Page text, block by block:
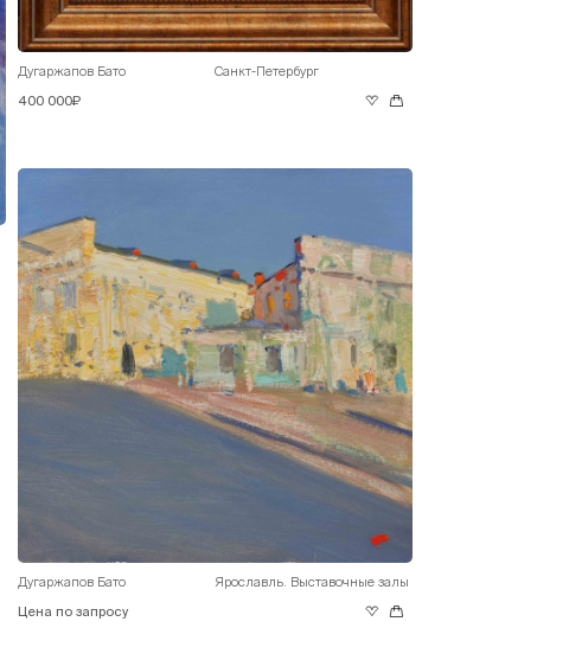
Дугаржапов Бато Санкт-Петербург
400 000₽
Дугаржапов Бато Ярославль. Выставочные залы
Цена по запросу